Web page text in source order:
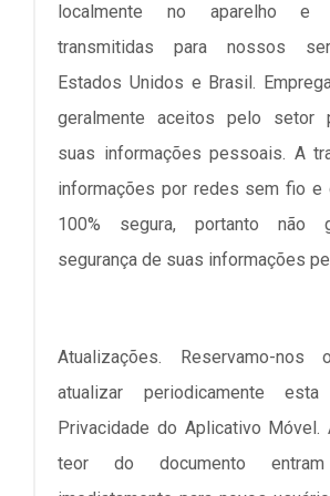
localmente no aparelho e
transmitidas para nossos
Estados Unidos e Brasil.
geralmente aceitos pelo setor
suas informações pessoais. A
informações por redes sem fio e
100% segura, portanto não
segurança de suas informações
Atualizações. Reservamo-
atualizar periodicamente
Privacidade do Aplicativo Móvel.
teor do documento